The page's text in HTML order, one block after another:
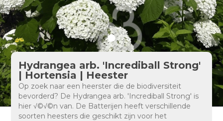
Hydrangea arb. 'Incrediball Strong'
| Hortensia | Heester
Op zoek naar een heerster die de biodiversiteit
bevorderd? De Hydrangea arb. 'Incrediball Strong' is
hier √©√©n van. De Batterijen heeft verschillende
soorten heesters die geschikt zijn voor het